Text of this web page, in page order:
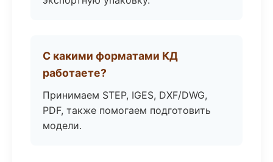
С какими форматами КД
работаете?
Принимаем STEP, IGES, DXF/DWG,
PDF, также помогаем подготовить
модели.